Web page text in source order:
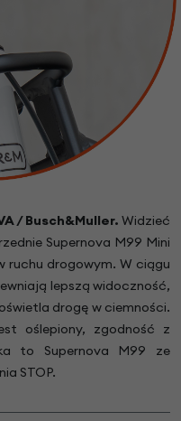
/ Busch&Muller. Widzieć
Supernova M99 Mini
ruchu drogowym. W ciągu
lepszą widoczność,
drogę w ciemności.
oślepiony, zgodność z
to Supernova M99 ze
STOP.